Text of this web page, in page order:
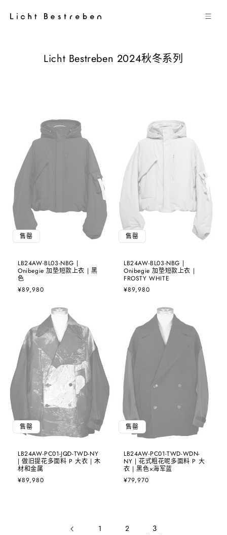
跳到内容
收
Licht Bestreben 2024秋冬系列
售罄
LB24AW-BL03-NBG |
Onibegie 加垫短款上衣 | 黑
色
常
¥89,980
售罄
LB24AW-BL03-NBG |
Onibegie 加垫短款上衣 |
FROSTY WHITE
常
¥89,980
售罄
LB24AW-PC01-JQD-TWD-NY
| 做旧提花多面料 P 大衣 | 木
材和金属
常
¥89,980
售罄
LB24AW-PC01-TWD-WDN-
NY | 花式粗花呢多面料 P 大
衣 | 黑色×海军蓝
常
¥79,970
1 2 3